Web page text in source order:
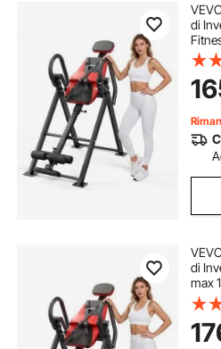
di
di
max